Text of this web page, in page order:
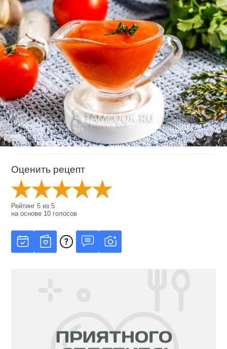
Оценить рецепт
Рейтинг5 из5
на основе 10 голосов